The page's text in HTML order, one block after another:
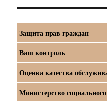
Защита прав граждан
Ваш контроль
Оценка качества
Министерство